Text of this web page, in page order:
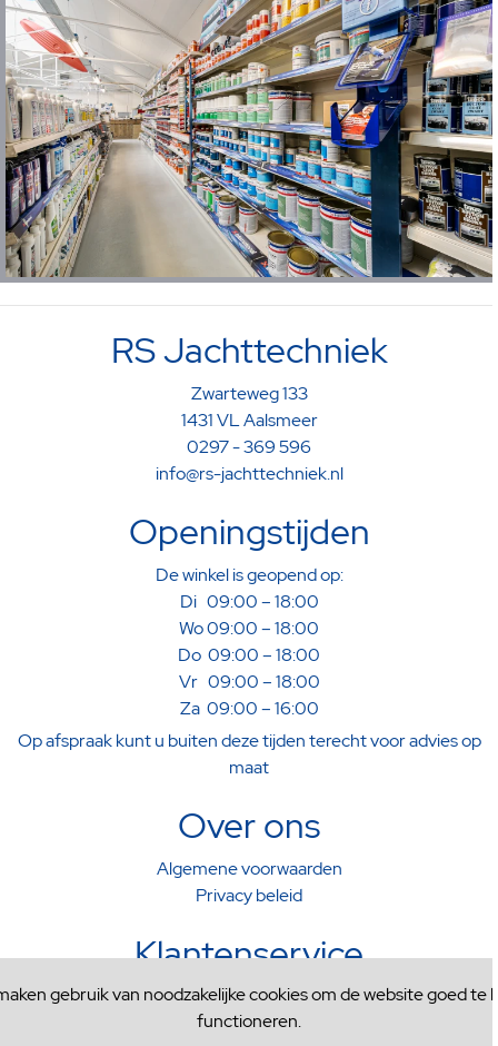
gebruik van noodzakelijke cookies om de website goed te
functioneren.
RS Jachttechniek
Zwarteweg 133
1431 VL Aalsmeer
0297 - 369 596
info@rs-jachttechniek.nl
Openingstijden
De winkel is geopend op:
Di 09:00 – 18:00
Wo 09:00 – 18:00
Do 09:00 – 18:00
Vr 09:00 – 18:00
Za 09:00 – 16:00
Op afspraak kunt u buiten deze tijden terecht voor advies op
maat
Over ons
Algemene voorwaarden
Privacy beleid
Klantenservice
Verzenden & Afhalen
Ruilen & Retourneren